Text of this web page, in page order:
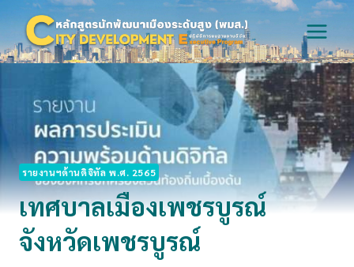
content
รายงานฯด้านดิจิทัล พ.ศ. 2565
เทศบาลเมืองเพชรบูรณ์
จังหวัดเพชรบูรณ์